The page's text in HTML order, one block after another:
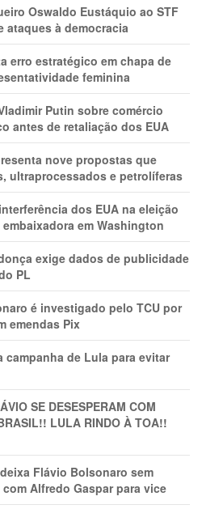
Oswaldo Eustáquio ao STF
ataques à democracia
erro estratégico em chapa de
feminina
Putin sobre comércio
antes de retaliação dos EUA
nove propostas que
ultraprocessados e petrolíferas
dos EUA na eleição
em Washington
exige dados de publicidade
PL
é investigado pelo TCU por
emendas Pix
campanha de Lula para evitar
SE DESESPERAM COM
LULA RINDO À TOA!!
Flávio Bolsonaro sem
Alfredo Gaspar para vice